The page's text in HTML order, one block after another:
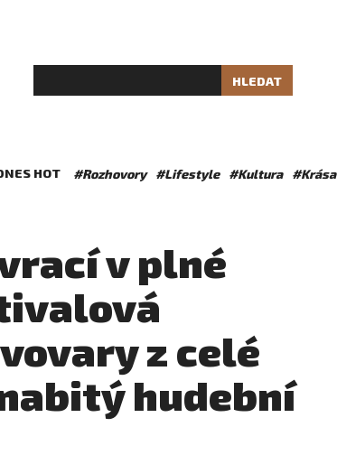
HLEDAT
HOT #Rozhovory #Lifestyle #Kultura #Krása
v plné
z celé
hudební